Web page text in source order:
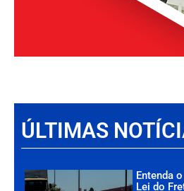
ÚLTIMAS
Entenda
Lei do